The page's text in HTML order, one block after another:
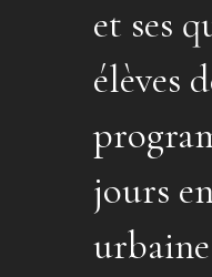
et ses
élèves
jours